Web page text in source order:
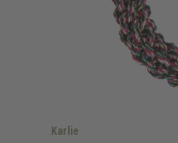
Karlie